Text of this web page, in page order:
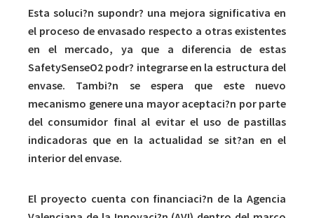
Esta soluci?n supondr? una mejora significativa en
el proceso de envasado respecto a otras existentes
en el mercado, ya que a diferencia de estas
SafetySenseO2 podr? integrarse en la estructura del
envase. Tambi?n se espera que este nuevo
mecanismo genere una mayor aceptaci?n por parte
del consumidor final al evitar el uso de pastillas
indicadoras que en la actualidad se sit?an en el
interior del envase.
El proyecto cuenta con financiaci?n de la Agencia